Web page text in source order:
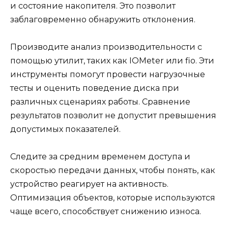
и состояние накопителя. Это позволит
заблаговременно обнаружить отклонения.
Производите анализ производительности с
помощью утилит, таких как IOMeter или fio. Эти
инструменты помогут провести нагрузочные
тесты и оценить поведение диска при
различных сценариях работы. Сравнение
результатов позволит не допустит превышения
допустимых показателей.
Следите за средним временем доступа и
скоростью передачи данных, чтобы понять, как
устройство реагирует на активность.
Оптимизация объектов, которые используются
чаще всего, способствует снижению износа.